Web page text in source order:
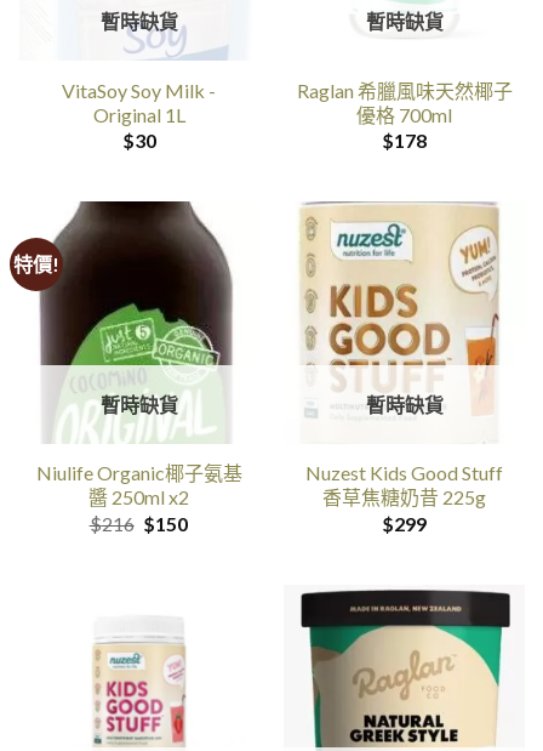
暫時缺貨
VitaSoy Soy Milk -
Original 1L
$30
暫時缺貨
Raglan 希臘風味天然椰子
優格 700ml
$178
特價!
暫時缺貨
Niulife Organic椰子氨基
醬 250ml x2
$216 原
价
$150目
暫時缺貨
Nuzest Kids Good Stuff
香草焦糖奶昔 225g
$299